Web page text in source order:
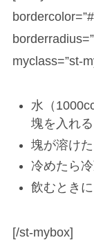
myclass=”st-
水（
塊を入れる
塊が溶け
冷めたら
飲むとき
[/st-mybox]